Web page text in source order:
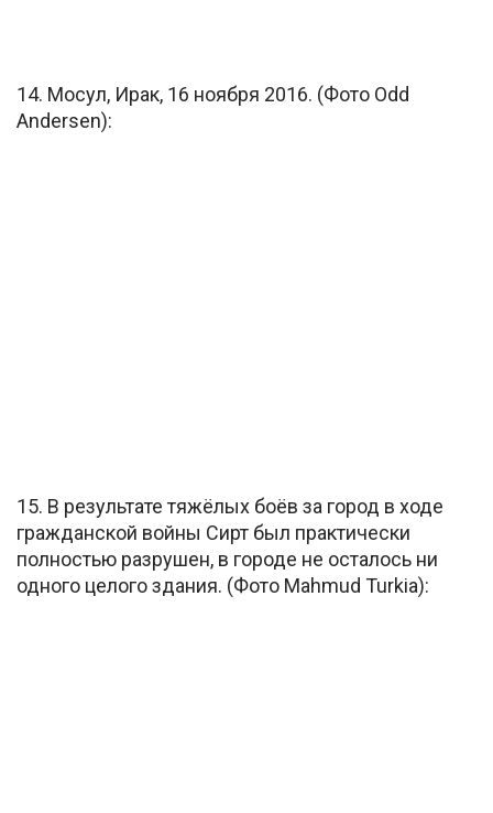
14. Мосул, Ирак, 16 ноября 2016. (Фото Odd
Andersen):
15. В результате тяжёлых боёв за город в ходе
гражданской войны Сирт был практически
полностью разрушен, в городе не осталось ни
одного целого здания. (Фото Mahmud Turkia):